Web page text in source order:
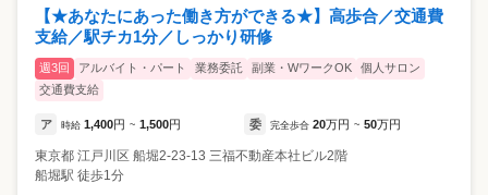
【★あなたにあった働き方ができる★】高歩合／交通費
支給／駅チカ1分／しっかり研修
週3回 アルバイト・パート 業務委託 副業・WワークOK
個人サロン
交通費支給
ア 時給 1,400円 ~ 1,500円 委 完全歩合 20万円 ~ 50万円
東京都 江戸川区 船堀2-23-13 三福不動産本社ビル2階
船堀駅 徒歩1分